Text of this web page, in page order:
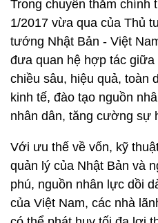
Trong chuyến thăm chính
1/2017 vừa qua của Thủ
tướng Nhật Bản - Việt
đưa quan hệ hợp tác
chiều sâu, hiệu quả, toàn
kinh tế, đào tạo nguồn
nhân dân, tăng cường sự
Với ưu thế về vốn, kỹ
quản lý của Nhật Bản và
phú, nguồn nhân lực dồi
của Việt Nam, các nhà